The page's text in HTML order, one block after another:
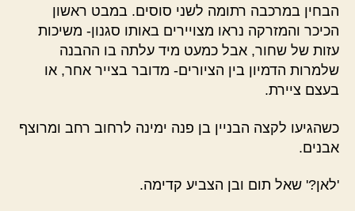
הבחין במרכבה רתומה לשני סוסים. במבט ראשון
הכיכר והמזרקה נראו מצויירים באותו סגנון- משיכות
עזות של שחור, אבל כמעט מיד עלתה בו ההבנה
שלמרות הדמיון בין הציורים- מדובר בצייר אחר, או
בעצם ציירת.
כשהגיעו לקצה הבניין בן פנה ימינה לרחוב רחב ומרוצף
אבנים.
'לאן?' שאל תום ובן הצביע קדימה.